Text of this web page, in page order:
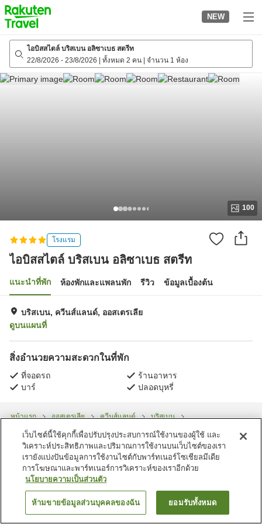
to
top
page
NEW
ไอบิสสไตล์ บริสเบน อลิซาเบธ สตรีท
22/8/2026 - 23/8/2026 ทั้งหมด 2 คน จำนวน 1 ห้อง
100
โรงแรม
ไอบิสสไตล์ บริสเบน อลิซาเบธ สตรีท
แนะนำที่พัก ห้องพักและแพลนพัก รีวิว ข้อมูลเบื้องต้น
บริสเบน, ควีนส์แลนด์, ออสเตรเลีย
ดูบนแผนที่
สิ่งอำนวยความสะดวกในที่พัก
ที่จอดรถ
ร้านอาหาร
บาร์
ปลอดบุหรี่
หน้าแรก ออสเตรเลีย ควีนส์แลนด์
บริสเบน
ไอบิสสไตล์ บริสเบน อลิซาเบธ สตรีท
ค้นหาห้องพัก
เว็บไซต์นี้ใช้คุกกี้เพื่อปรับปรุงประสบการณ์ใช้งานของผู้ใช้ และ
วิเคราะห์ประสิทธิภาพและปริมาณการใช้งานบนเว็บไซต์ของเรา
เรายังแบ่งปันข้อมูลการใช้งานไซต์กับพาร์ทเนอร์โซเชียลมีเดีย
การโฆษณาและพาร์ทเนอร์การวิเคราะห์ของเราอีกด้วย
นโยบายความเป็นส่วนตัว
ห้ามขายข้อมูลส่วนบุคคลของฉัน ยอมรับทั้งหมด